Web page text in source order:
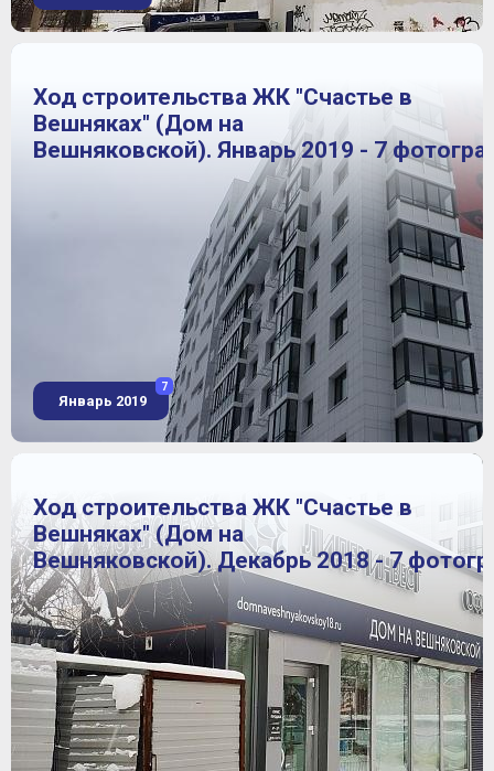
Ход строительства ЖК "Счастье в
Вешняках" (Дом на
Вешняковской). Январь 2019 - 7
Январь 2019
7
Ход строительства ЖК "Счастье в
Вешняках" (Дом на
Вешняковской). Декабрь 2018 - 7